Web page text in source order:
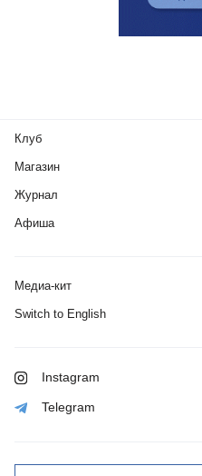
Клуб
Магазин
Журнал
Афиша
Медиа-кит
Switch to English
Instagram
Telegram